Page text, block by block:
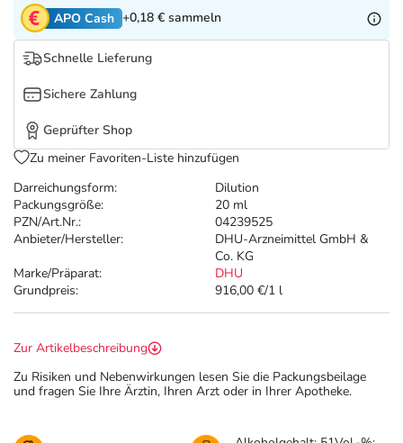
Tierapotheke
Vitamine & Mineralstoffe
Marken
Salus Deals
Darreichungsform:
Dilution
Packungsgröße:
20 ml
PZN/Art.Nr.:
04239525
Anbieter/Hersteller:
DHU-Arzneimittel GmbH &
Co. KG
Marke/Präparat:
DHU
Grundpreis:
916,00 €/1 l
APO Cash +0,18 € sammeln
Schnelle Lieferung
Sichere Zahlung
Geprüfter Shop
Zu meiner Favoriten-Liste hinzufügen
Zur Artikelbeschreibung
Zu Risiken und Nebenwirkungen lesen Sie die Packungsbeilage
und fragen Sie Ihre Ärztin, Ihren Arzt oder in Ihrer Apotheke.